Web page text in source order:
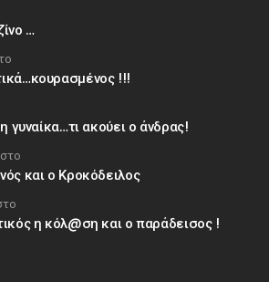
…
!!!
γυναίκα…τι ακούει ο άνδρας!
στο
και ο Κροκόδειλος
η κόλ@ση και ο παράδεισος !